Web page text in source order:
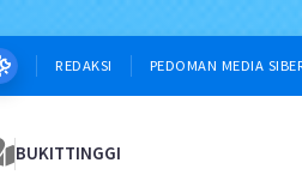
REDAKSI PEDOMAN MEDIA
BUKITTINGGI